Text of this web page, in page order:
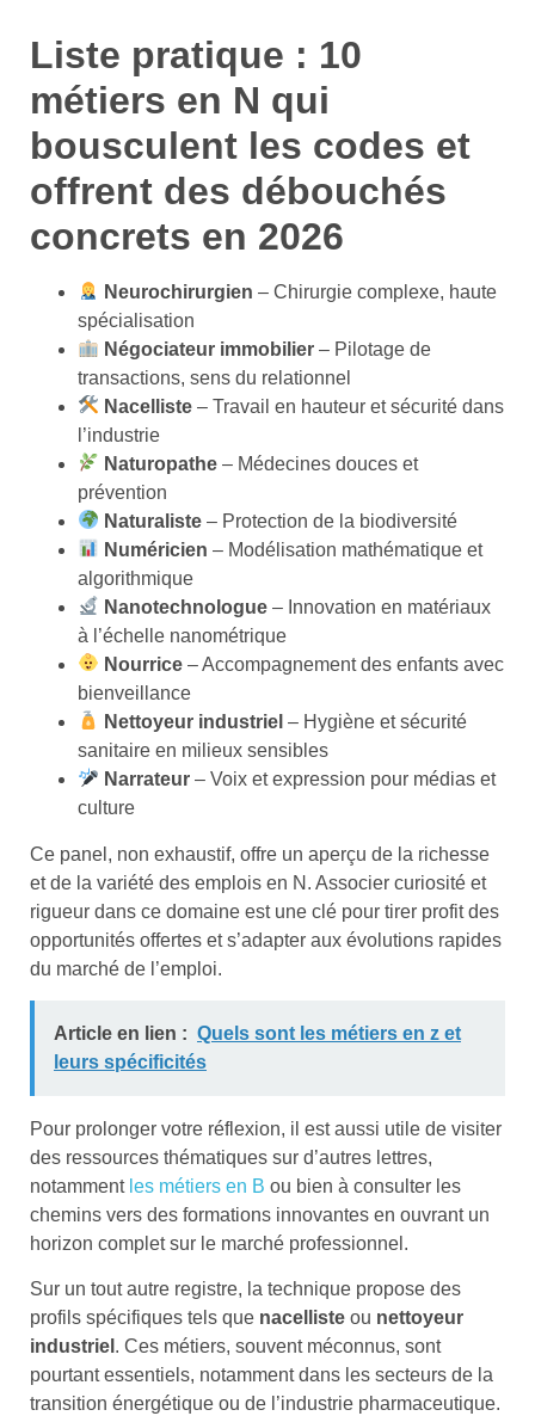
Liste pratique : 10
métiers en N qui
bousculent les codes et
offrent des débouchés
concrets en 2026
Neurochirurgien – Chirurgie complexe, haute
spécialisation
Négociateur immobilier – Pilotage de
transactions, sens du relationnel
Nacelliste – Travail en hauteur et sécurité dans
l’industrie
Naturopathe – Médecines douces et
prévention
Naturaliste – Protection de la biodiversité
Numéricien – Modélisation mathématique et
algorithmique
Nanotechnologue – Innovation en matériaux
à l’échelle nanométrique
Nourrice – Accompagnement des enfants avec
bienveillance
Nettoyeur industriel – Hygiène et sécurité
sanitaire en milieux sensibles
Narrateur – Voix et expression pour médias et
culture
Ce panel, non exhaustif, offre un aperçu de la richesse
et de la variété des emplois en N. Associer curiosité et
rigueur dans ce domaine est une clé pour tirer profit des
opportunités offertes et s’adapter aux évolutions rapides
du marché de l’emploi.
Article en lien : Quels sont les métiers en z et
leurs spécificités
Pour prolonger votre réflexion, il est aussi utile de visiter
des ressources thématiques sur d’autres lettres,
notamment les métiers en B ou bien à consulter les
chemins vers des formations innovantes en ouvrant un
horizon complet sur le marché professionnel.
Sur un tout autre registre, la technique propose des
profils spécifiques tels que nacelliste ou nettoyeur
industriel . Ces métiers, souvent méconnus, sont
pourtant essentiels, notamment dans les secteurs de la
transition énergétique ou de l’industrie pharmaceutique.